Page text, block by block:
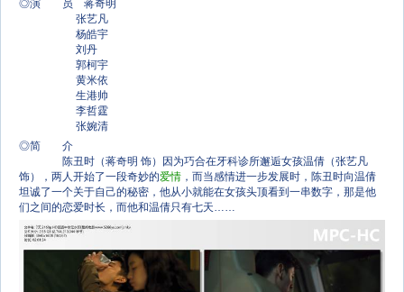
◎演 员 蒋奇明
张艺凡
杨皓宇
刘丹
郭柯宇
黄米依
生港帅
李哲霆
张婉清
◎简 介
陈丑时（蒋奇明 饰）因为巧合在牙科诊所邂逅女孩温倩（张艺凡
饰），两人开始了一段奇妙的爱情 ，而当感情进一步发展时，陈丑时向温倩
坦诚了一个关于自己的秘密，他从小就能在女孩头顶看到一串数字，那是他
们之间的恋爱时长，而他和温倩只有七天……